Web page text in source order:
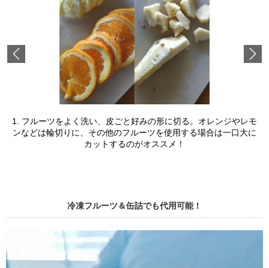
Previous
1. フルーツをよく洗い、皮ごと好みの形に切る。オレンジやレモ
ンなどは輪切りに、その他のフルーツを使用する場合は一口大に
カットするのがオススメ！
冷凍フルーツ＆缶詰でも代用可能！